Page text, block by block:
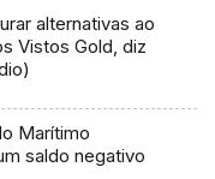
alternativas ao
Vistos Gold, diz
Marítimo
saldo negativo